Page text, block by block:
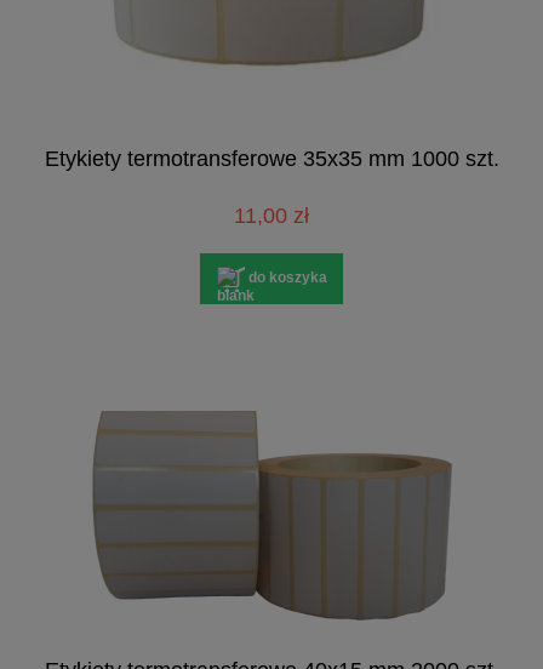
Etykiety termotransferowe 35x35 mm 1000 szt.
11,00 zł
do koszyka